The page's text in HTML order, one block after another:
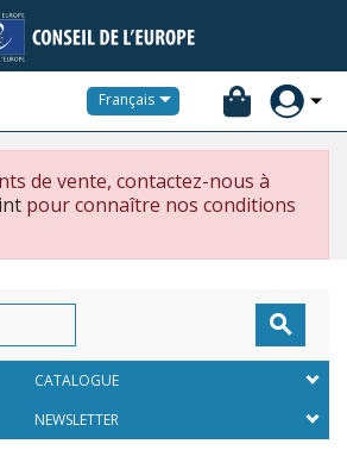
Français
de vente, contactez-nous à
pour connaître nos conditions

CATALOGUE
NEWSLETTER